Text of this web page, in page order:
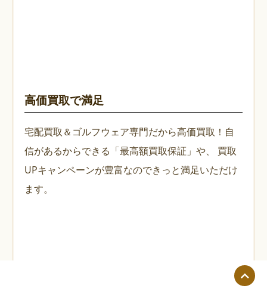
高価買取で満足
宅配買取＆ゴルフウェア専門だから高価買取！自
信があるからできる「最高額買取保証」や、
買取
UPキャンペーンが豊富なのできっと満足いただけ
ます。